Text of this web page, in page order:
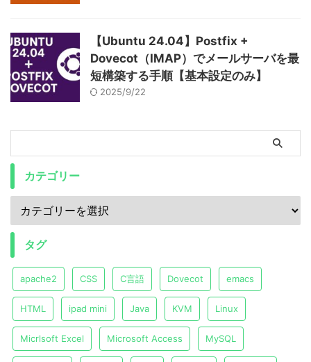
【Ubuntu 24.04】Postfix +
Dovecot（IMAP）でメールサーバを最
短構築する手順【基本設定のみ】
2025/9/22
カテゴリー
タグ
apache2 CSS C言語 Dovecot emacs
HTML ipad mini Java KVM Linux
Micrlsoft Excel Microsoft Access MySQL